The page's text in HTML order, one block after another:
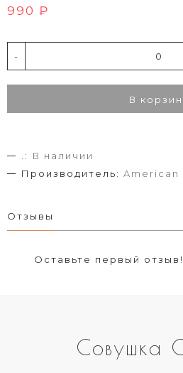
990 ₽
-
В
.:
В наличии
Производитель: American
Отзывы
Оставьте первый отзыв!
Совушка